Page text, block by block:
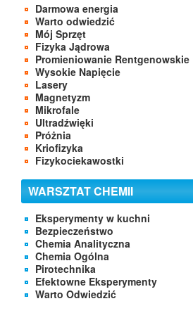
Darmowa energia
Warto odwiedzić
Mój Sprzęt
Fizyka Jądrowa
Promieniowanie Rentgenowskie
Wysokie Napięcie
Lasery
Magnetyzm
Mikrofale
Ultradźwięki
Próżnia
Kriofizyka
Fizykociekawostki
WARSZTAT CHEMII
Eksperymenty w kuchni
Bezpieczeństwo
Chemia Analityczna
Chemia Ogólna
Pirotechnika
Efektowne Eksperymenty
Warto Odwiedzić